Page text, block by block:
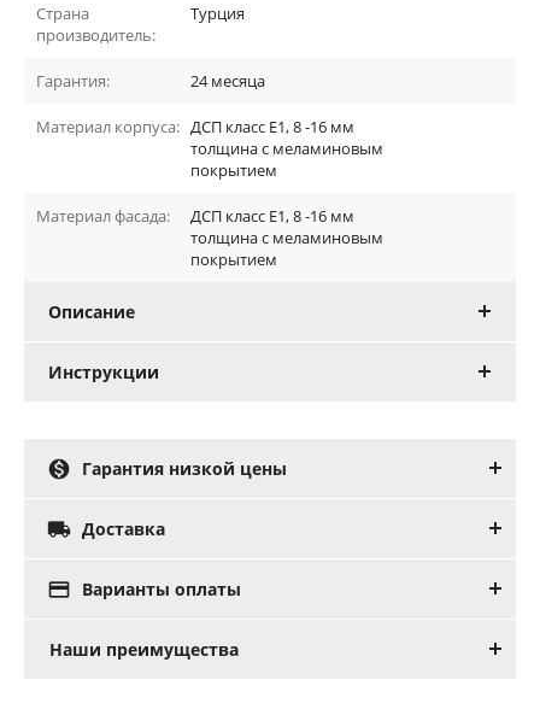
Страна
производитель:
Турция
Гарантия: 24 месяца
Материал корпуса: ДСП класс Е1, 8 -16 мм
толщина с меламиновым
покрытием
Материал фасада:
ДСП класс Е1, 8 -16 мм
толщина с меламиновым
покрытием
Описание
Инструкции
 Гарантия низкой цены
 Доставка
 Варианты оплаты
Наши преимущества